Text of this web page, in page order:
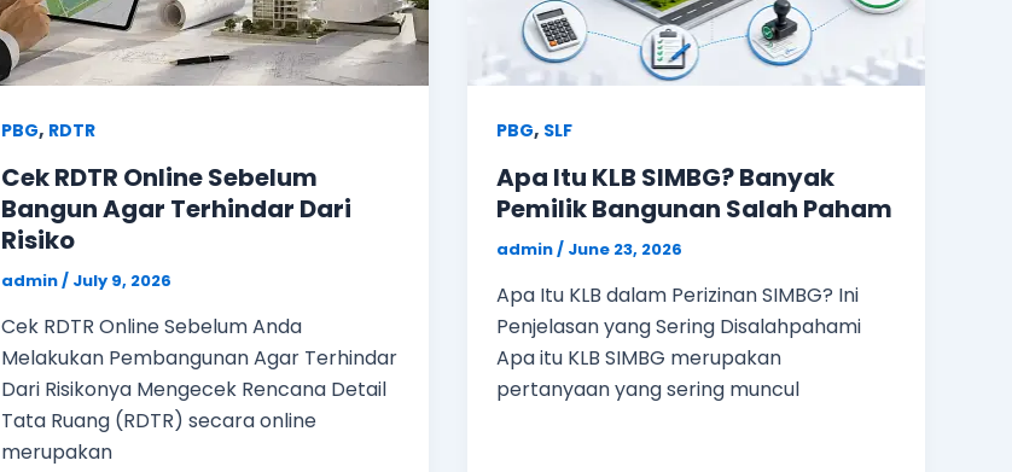
PBG, RDTR
Cek RDTR Online Sebelum
Bangun Agar Terhindar Dari
Risiko
admin/ July 9, 2026
Cek RDTR Online Sebelum Anda
Melakukan Pembangunan Agar Terhindar
Dari Risikonya Mengecek Rencana Detail
Tata Ruang (RDTR) secara online
merupakan
PBG, SLF
Apa Itu KLB SIMBG? Banyak
Pemilik Bangunan Salah Paham
admin/ June 23, 2026
Apa Itu KLB dalam Perizinan SIMBG? Ini
Penjelasan yang Sering Disalahpahami
Apa itu KLB SIMBG merupakan
pertanyaan yang sering muncul